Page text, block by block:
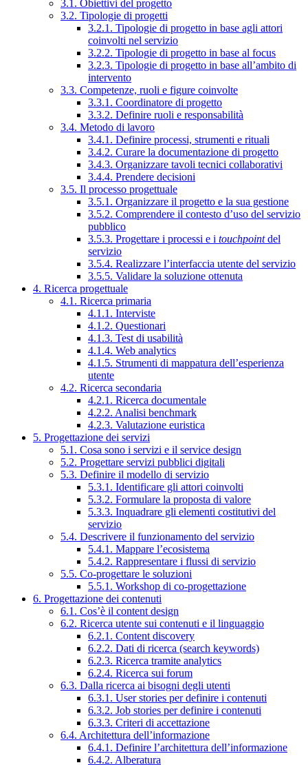
3.1. Obiettivi del progetto
3.2. Tipologie di progetti
3.2.1. Tipologie di progetto in base agli attori
coinvolti nel servizio
3.2.2. Tipologie di progetto in base al focus
3.2.3. Tipologie di progetto in base all’ambito di
intervento
3.3. Competenze, ruoli e figure coinvolte
3.3.1. Coordinatore di progetto
3.3.2. Definire ruoli e responsabilità
3.4. Metodo di lavoro
3.4.1. Definire processi, strumenti e rituali
3.4.2. Curare la documentazione di progetto
3.4.3. Organizzare tavoli tecnici collaborativi
3.4.4. Prendere decisioni
3.5. Il processo progettuale
3.5.1. Organizzare il progetto e la sua gestione
3.5.2. Comprendere il contesto d’uso del servizio
pubblico
3.5.3. Progettare i processi e i touchpointdel
servizio
3.5.4. Realizzare l’interfaccia utente del servizio
3.5.5. Validare la soluzione ottenuta
4. Ricerca progettuale
4.1. Ricerca primaria
4.1.1. Interviste
4.1.2. Questionari
4.1.3. Test di usabilità
4.1.4. Web analytics
4.1.5. Strumenti di mappatura dell’esperienza
utente
4.2. Ricerca secondaria
4.2.1. Ricerca documentale
4.2.2. Analisi benchmark
4.2.3. Valutazione euristica
5. Progettazione dei servizi
5.1. Cosa sono i servizi e il service design
5.2. Progettare servizi pubblici digitali
5.3. Definire il modello di servizio
5.3.1. Identificare gli attori coinvolti
5.3.2. Formulare la proposta di valore
5.3.3. Inquadrare gli elementi costitutivi del
servizio
5.4. Descrivere il funzionamento del servizio
5.4.1. Mappare l’ecosistema
5.4.2. Rappresentare i flussi di servizio
5.5. Co-progettare le soluzioni
5.5.1. Workshop di co-progettazione
6. Progettazione dei contenuti
6.1. Cos’è il content design
6.2. Ricerca utente sui contenuti e il linguaggio
6.2.1. Content discovery
6.2.2. Dati di ricerca (search keywords)
6.2.3. Ricerca tramite analytics
6.2.4. Ricerca sui forum
6.3. Dalla ricerca ai bisogni degli utenti
6.3.1. User stories per definire i contenuti
6.3.2. Job stories per definire i contenuti
6.3.3. Criteri di accettazione
6.4. Architettura dell’informazione
6.4.1. Definire l’architettura dell’informazione
6.4.2. Alberatura